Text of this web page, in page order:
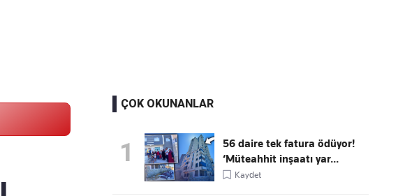
ÇOK OKUNANLAR
1
56 daire tek fatura ödüyor!
‘Müteahhit inşaatı yar...
Kaydet